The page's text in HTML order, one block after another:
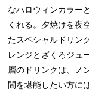
なハロウィンカラー
くれる。⼣焼けを夜
たスペシャルドリン
レンジとざくろジュ
層のドリンクは、ノ
間を堪能したい方に